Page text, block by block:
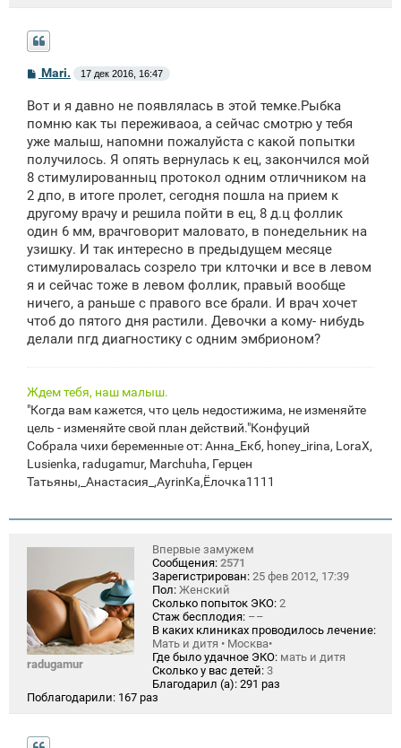
С
б
щ
н
и
Mari. 17 дек 2016, 16:47
Вот и я давно не появлялась в этой темке.Рыбка
помню как ты переживаоа, а сейчас смотрю у тебя
уже малыш, напомни пожалуйста с какой попытки
получилось. Я опять вернулась к ец, закончился мой
8 стимулированныц протокол одним отличником на
2 дпо, в итоге пролет, сегодня пошла на прием к
другому врачу и решила пойти в ец, 8 д.ц фоллик
один 6 мм, врачговорит маловато, в понедельник на
узишку. И так интересно в предыдущем месяце
стимулировалась созрело три клточки и все в левом
я и сейчас тоже в левом фоллик, правый вообще
ничего, а раньше с правого все брали. И врач хочет
чтоб до пятого дня растили. Девочки а кому- нибудь
делали пгд диагностику с одним эмбрионом?
Ждем тебя, наш малыш.
"Когда вам кажется, что цель недостижима, не изменяйте
цель - изменяйте свой план действий."Конфуций
Собрала чихи беременные от: Анна_Екб, honey_irina, LoraX,
Lusienka, radugamur, Marchuha, Герцен
Татьяны,_Анастасия_,AyrinKa,Ёлочка1111
radugamur
Впервые замужем
Сообщения: 2571
Зарегистрирован: 25 фев 2012, 17:39
Пол: Женский
Сколько попыток ЭКО: 2
Стаж бесплодия: ––
В каких клиниках проводилось лечение:
Мать и дитя • Москва•
Где было удачное ЭКО: мать и дитя
Сколько у вас детей: 3
Благодарил (а): 291 раз
Поблагодарили: 167 раз